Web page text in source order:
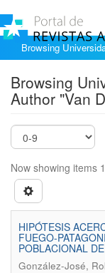
Browsing
Browsing
Author "Van
Now showing items
HIPÓTESIS
FUEGO-
POBLACIONAL
González-José,